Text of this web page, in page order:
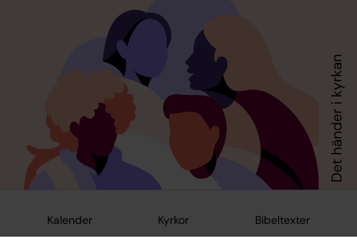
Kalender Kyrkor Bibeltexter